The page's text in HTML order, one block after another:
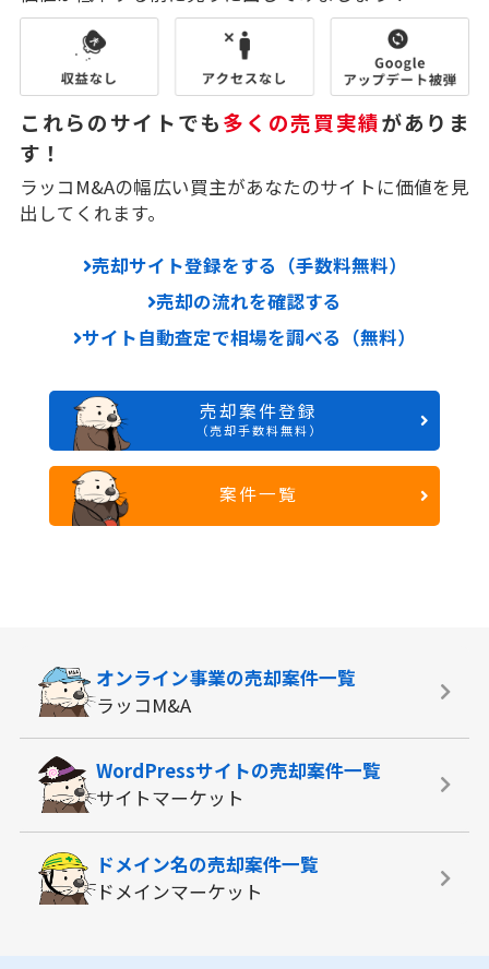
これらのサイトでも多くの売買実績がありま
す！
ラッコM&Aの幅広い買主があなたのサイトに価値を見
出してくれます。
売却サイト登録をする（手数料無料）
売却の流れを確認する
サイト自動査定で相場を調べる（無料）
売却案件登録
（売却手数料無料）
案件一覧
オンライン事業の売却案件一覧
ラッコM&A
WordPressサイトの売却案件一覧
サイトマーケット
ドメイン名の売却案件一覧
ドメインマーケット